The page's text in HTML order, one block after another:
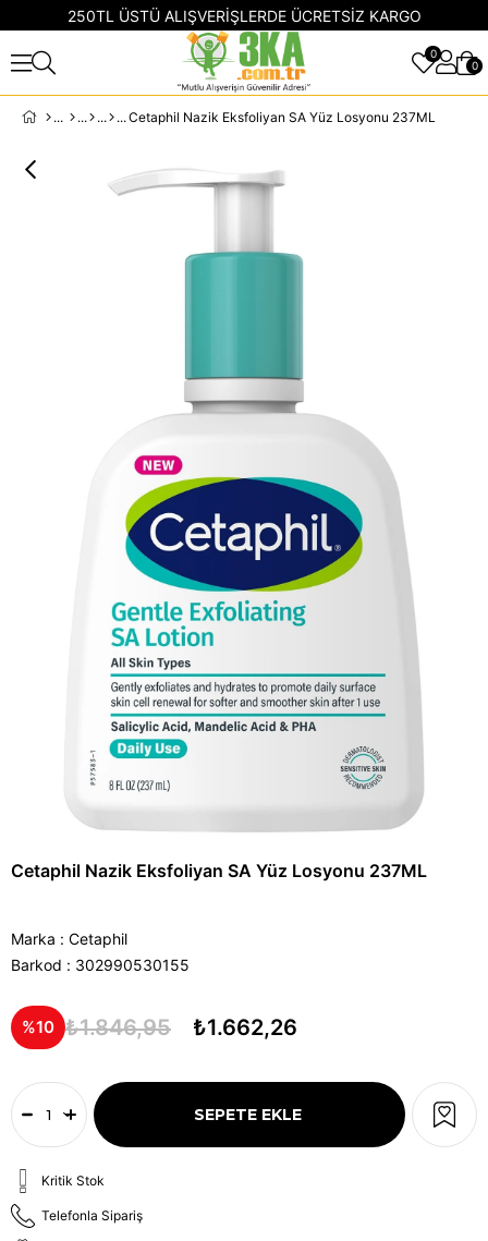
250TL ÜSTÜ ALIŞVERİŞLERDE ÜCRETSİZ KARGO
0
0
Cetaphil Nazik Eksfoliyan SA Yüz Losyonu 237ML
Cetaphil Nazik Eksfoliyan SA Yüz Losyonu 237ML
Marka : Cetaphil
Barkod : 302990530155
10 ₺1.846,95 ₺1.662,26
Kritik Stok
Telefonla Sipariş